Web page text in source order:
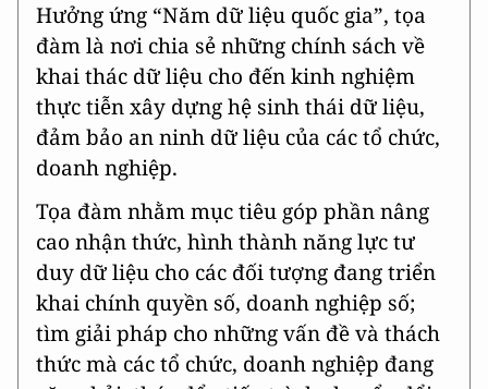
Hưởng ứng “Năm dữ liệu quốc gia”, tọa
đàm là nơi chia sẻ những chính sách về
khai thác dữ liệu cho đến kinh nghiệm
thực tiễn xây dựng hệ sinh thái dữ liệu,
đảm bảo an ninh dữ liệu của các tổ chức,
doanh nghiệp.
Tọa đàm nhằm mục tiêu góp phần nâng
cao nhận thức, hình thành năng lực tư
duy dữ liệu cho các đối tượng đang triển
khai chính quyền số, doanh nghiệp số;
tìm giải pháp cho những vấn đề và thách
thức mà các tổ chức, doanh nghiệp đang